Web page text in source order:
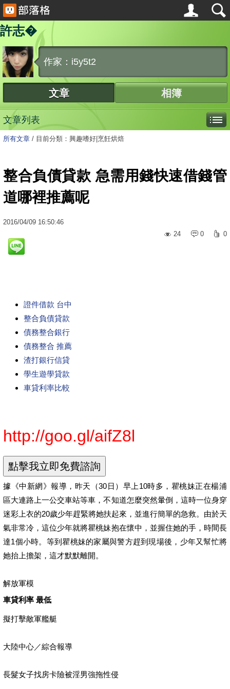
許志�
作家：i5y5t2
文章 相簿
文章列表
所有文章 / 目前分類：興趣嗜好|烹飪烘焙
整合負債貸款 急需用錢快速借錢管
道哪裡推薦呢
2016/04/09 16:50:46
24
0 0
證件借款 台中
整合負債貸款
債務整合銀行
債務整合 推薦
渣打銀行信貸
學生遊學貸款
車貸利率比較
http://goo.gl/aifZ8l
據《中新網》報導，昨天（30日）早上10時多，瞿桃妹正在楊浦
區大連路上一公交車站等車，不知道怎麼突然暈倒，這時一位身穿
迷彩上衣的20歲少年趕緊將她扶起來，並進行簡單的急救。由於天
氣非常冷，這位少年就將瞿桃妹抱在懷中，並握住她的手，時間長
達1個小時。等到瞿桃妹的家屬與警方趕到現場後，少年又幫忙將
她抬上擔架，這才默默離開。
解放軍模
車貸利率 最低
擬打擊敵軍艦艇
大陸中心／綜合報導
長髮女子找房卡險被淫男強拖性侵